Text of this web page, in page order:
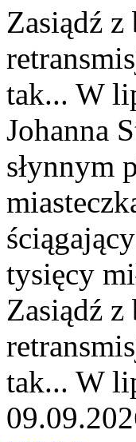
Zasiądź
tak... W
Johanna
słynnym
tysięcy
Zasiądź
tak... W